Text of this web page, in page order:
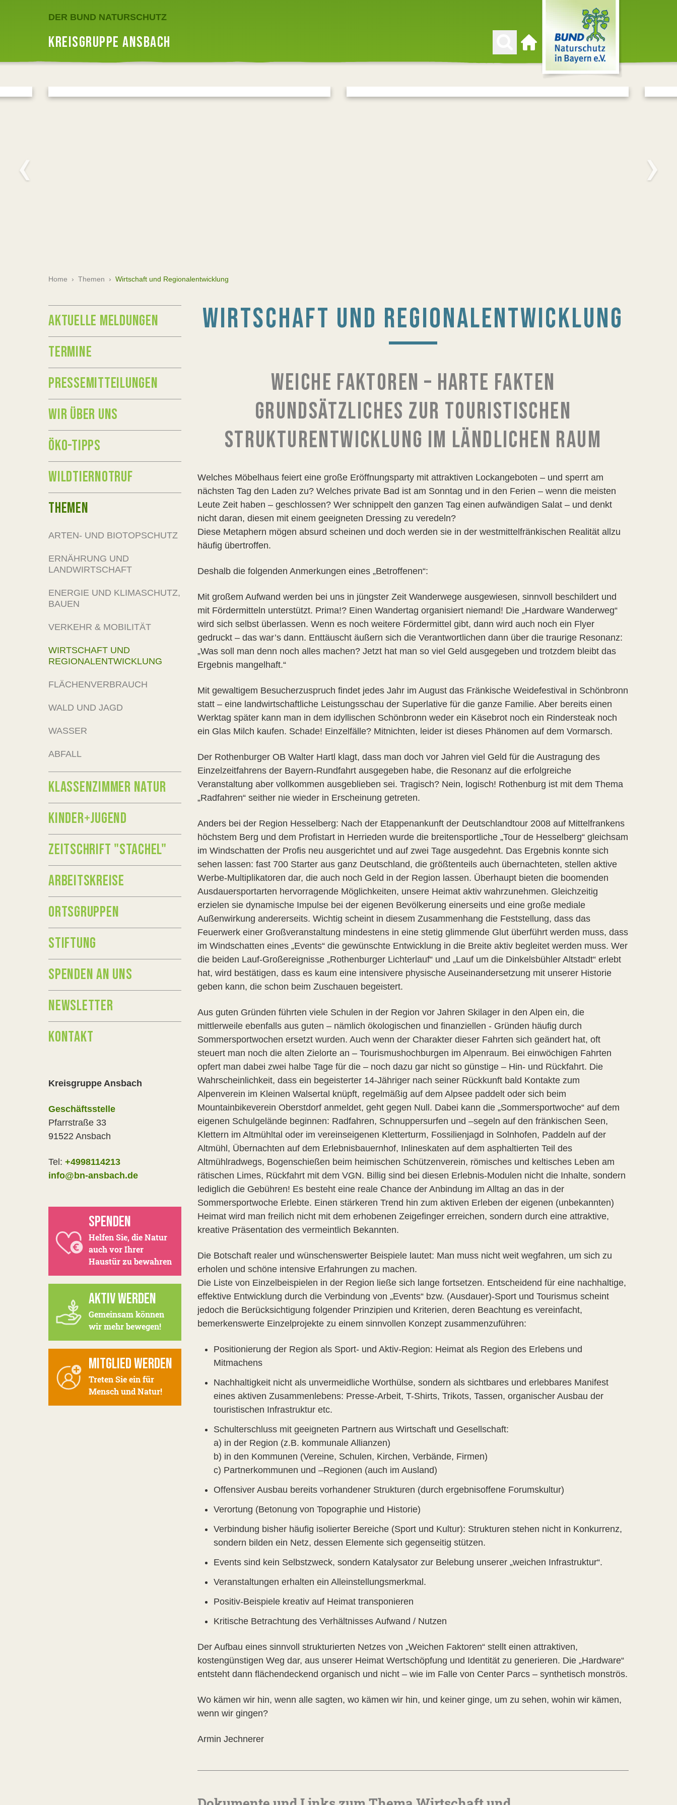
DER BUND NATURSCHUTZ
KREISGRUPPE ANSBACH
Zur Startseite
Home › Themen › Wirtschaft und Regionalentwicklung
WIRTSCHAFT UND REGIONALENTWICKLUNG
WEICHE FAKTOREN – HARTE FAKTEN
GRUNDSÄTZLICHES ZUR TOURISTISCHEN
STRUKTURENTWICKLUNG IM LÄNDLICHEN RAUM
Welches Möbelhaus feiert eine große Eröffnungsparty mit attraktiven Lockangeboten – und sperrt am
nächsten Tag den Laden zu? Welches private Bad ist am Sonntag und in den Ferien – wenn die meisten
Leute Zeit haben – geschlossen? Wer schnippelt den ganzen Tag einen aufwändigen Salat – und denkt
nicht daran, diesen mit einem geeigneten Dressing zu veredeln?
Diese Metaphern mögen absurd scheinen und doch werden sie in der westmittelfränkischen Realität allzu
häufig übertroffen.
Deshalb die folgenden Anmerkungen eines „Betroffenen“:
Mit großem Aufwand werden bei uns in jüngster Zeit Wanderwege ausgewiesen, sinnvoll beschildert und
mit Fördermitteln unterstützt. Prima!? Einen Wandertag organisiert niemand! Die „Hardware Wanderweg“
wird sich selbst überlassen. Wenn es noch weitere Fördermittel gibt, dann wird auch noch ein Flyer
gedruckt – das war’s dann. Enttäuscht äußern sich die Verantwortlichen dann über die traurige Resonanz:
„Was soll man denn noch alles machen? Jetzt hat man so viel Geld ausgegeben und trotzdem bleibt das
Ergebnis mangelhaft.“
Mit gewaltigem Besucherzuspruch findet jedes Jahr im August das Fränkische Weidefestival in Schönbronn
statt – eine landwirtschaftliche Leistungsschau der Superlative für die ganze Familie. Aber bereits einen
Werktag später kann man in dem idyllischen Schönbronn weder ein Käsebrot noch ein Rindersteak noch
ein Glas Milch kaufen. Schade! Einzelfälle? Mitnichten, leider ist dieses Phänomen auf dem Vormarsch.
Der Rothenburger OB Walter Hartl klagt, dass man doch vor Jahren viel Geld für die Austragung des
Einzelzeitfahrens der Bayern-Rundfahrt ausgegeben habe, die Resonanz auf die erfolgreiche
Veranstaltung aber vollkommen ausgeblieben sei. Tragisch? Nein, logisch! Rothenburg ist mit dem Thema
„Radfahren“ seither nie wieder in Erscheinung getreten.
Anders bei der Region Hesselberg: Nach der Etappenankunft der Deutschlandtour 2008 auf Mittelfrankens
höchstem Berg und dem Profistart in Herrieden wurde die breitensportliche „Tour de Hesselberg“ gleichsam
im Windschatten der Profis neu ausgerichtet und auf zwei Tage ausgedehnt. Das Ergebnis konnte sich
sehen lassen: fast 700 Starter aus ganz Deutschland, die größtenteils auch übernachteten, stellen aktive
Werbe-Multiplikatoren dar, die auch noch Geld in der Region lassen. Überhaupt bieten die boomenden
Ausdauersportarten hervorragende Möglichkeiten, unsere Heimat aktiv wahrzunehmen. Gleichzeitig
erzielen sie dynamische Impulse bei der eigenen Bevölkerung einerseits und eine große mediale
Außenwirkung andererseits. Wichtig scheint in diesem Zusammenhang die Feststellung, dass das
Feuerwerk einer Großveranstaltung mindestens in eine stetig glimmende Glut überführt werden muss, dass
im Windschatten eines „Events“ die gewünschte Entwicklung in die Breite aktiv begleitet werden muss. Wer
die beiden Lauf-Großereignisse „Rothenburger Lichterlauf“ und „Lauf um die Dinkelsbühler Altstadt“ erlebt
hat, wird bestätigen, dass es kaum eine intensivere physische Auseinandersetzung mit unserer Historie
geben kann, die schon beim Zuschauen begeistert.
Aus guten Gründen führten viele Schulen in der Region vor Jahren Skilager in den Alpen ein, die
mittlerweile ebenfalls aus guten – nämlich ökologischen und finanziellen - Gründen häufig durch
Sommersportwochen ersetzt wurden. Auch wenn der Charakter dieser Fahrten sich geändert hat, oft
steuert man noch die alten Zielorte an – Tourismushochburgen im Alpenraum. Bei einwöchigen Fahrten
opfert man dabei zwei halbe Tage für die – noch dazu gar nicht so günstige – Hin- und Rückfahrt. Die
Wahrscheinlichkeit, dass ein begeisterter 14-Jähriger nach seiner Rückkunft bald Kontakte zum
Alpenverein im Kleinen Walsertal knüpft, regelmäßig auf dem Alpsee paddelt oder sich beim
Mountainbikeverein Oberstdorf anmeldet, geht gegen Null. Dabei kann die „Sommersportwoche“ auf dem
eigenen Schulgelände beginnen: Radfahren, Schnuppersurfen und –segeln auf den fränkischen Seen,
Klettern im Altmühltal oder im vereinseigenen Kletterturm, Fossilienjagd in Solnhofen, Paddeln auf der
Altmühl, Übernachten auf dem Erlebnisbauernhof, Inlineskaten auf dem asphaltierten Teil des
Altmühlradwegs, Bogenschießen beim heimischen Schützenverein, römisches und keltisches Leben am
rätischen Limes, Rückfahrt mit dem VGN. Billig sind bei diesen Erlebnis-Modulen nicht die Inhalte, sondern
lediglich die Gebühren! Es besteht eine reale Chance der Anbindung im Alltag an das in der
Sommersportwoche Erlebte. Einen stärkeren Trend hin zum aktiven Erleben der eigenen (unbekannten)
Heimat wird man freilich nicht mit dem erhobenen Zeigefinger erreichen, sondern durch eine attraktive,
kreative Präsentation des vermeintlich Bekannten.
Die Botschaft realer und wünschenswerter Beispiele lautet: Man muss nicht weit wegfahren, um sich zu
erholen und schöne intensive Erfahrungen zu machen.
Die Liste von Einzelbeispielen in der Region ließe sich lange fortsetzen. Entscheidend für eine nachhaltige,
effektive Entwicklung durch die Verbindung von „Events“ bzw. (Ausdauer)-Sport und Tourismus scheint
jedoch die Berücksichtigung folgender Prinzipien und Kriterien, deren Beachtung es vereinfacht,
bemerkenswerte Einzelprojekte zu einem sinnvollen Konzept zusammenzuführen:
Positionierung der Region als Sport- und Aktiv-Region: Heimat als Region des Erlebens und
Mitmachens
Nachhaltigkeit nicht als unvermeidliche Worthülse, sondern als sichtbares und erlebbares Manifest
eines aktiven Zusammenlebens: Presse-Arbeit, T-Shirts, Trikots, Tassen, organischer Ausbau der
touristischen Infrastruktur etc.
Schulterschluss mit geeigneten Partnern aus Wirtschaft und Gesellschaft:
a) in der Region (z.B. kommunale Allianzen)
b) in den Kommunen (Vereine, Schulen, Kirchen, Verbände, Firmen)
c) Partnerkommunen und –Regionen (auch im Ausland)
Offensiver Ausbau bereits vorhandener Strukturen (durch ergebnisoffene Forumskultur)
Verortung (Betonung von Topographie und Historie)
Verbindung bisher häufig isolierter Bereiche (Sport und Kultur): Strukturen stehen nicht in Konkurrenz,
sondern bilden ein Netz, dessen Elemente sich gegenseitig stützen.
Events sind kein Selbstzweck, sondern Katalysator zur Belebung unserer „weichen Infrastruktur“.
Veranstaltungen erhalten ein Alleinstellungsmerkmal.
Positiv-Beispiele kreativ auf Heimat transponieren
Kritische Betrachtung des Verhältnisses Aufwand / Nutzen
Der Aufbau eines sinnvoll strukturierten Netzes von „Weichen Faktoren“ stellt einen attraktiven,
kostengünstigen Weg dar, aus unserer Heimat Wertschöpfung und Identität zu generieren. Die „Hardware“
entsteht dann flächendeckend organisch und nicht – wie im Falle von Center Parcs – synthetisch monströs.
Wo kämen wir hin, wenn alle sagten, wo kämen wir hin, und keiner ginge, um zu sehen, wohin wir kämen,
wenn wir gingen?
Armin Jechnerer
AKTUELLE MELDUNGEN
TERMINE
PRESSEMITTEILUNGEN
WIR ÜBER UNS
ÖKO-TIPPS
WILDTIERNOTRUF
THEMEN
ARTEN- UND BIOTOPSCHUTZ
ERNÄHRUNG UND
LANDWIRTSCHAFT
ENERGIE UND KLIMASCHUTZ,
BAUEN
VERKEHR & MOBILITÄT
WIRTSCHAFT UND
REGIONALENTWICKLUNG
FLÄCHENVERBRAUCH
WALD UND JAGD
WASSER
ABFALL
KLASSENZIMMER NATUR
KINDER+JUGEND
ZEITSCHRIFT "STACHEL"
ARBEITSKREISE
ORTSGRUPPEN
STIFTUNG
SPENDEN AN UNS
NEWSLETTER
KONTAKT
Kreisgruppe Ansbach
Geschäftsstelle
Pfarrstraße 33
91522 Ansbach
Tel: +4998114213
info@bn-ansbach.de
SPENDEN
Helfen Sie, die Natur
auch vor Ihrer
Haustür zu bewahren
AKTIV WERDEN
Gemeinsam können
wir mehr bewegen!
MITGLIED WERDEN
Treten Sie ein für
Mensch und Natur!